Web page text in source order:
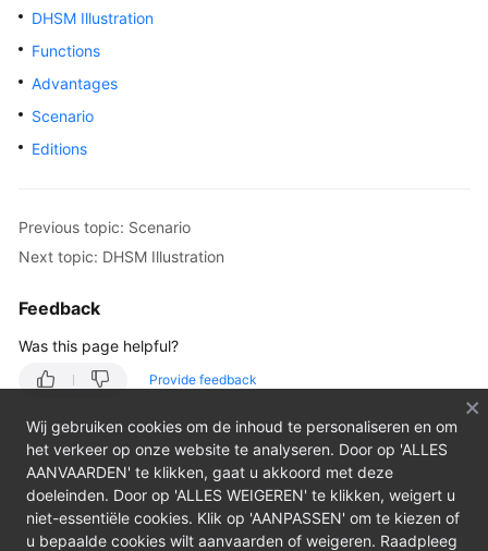
Overview
Billing
Getting
Best
Reference
Reference
FAQs
Videos
DHSM Illustration
Functions
Advantages
Scenario
Editions
Previous topic: Scenario
Next topic: DHSM Illustration
Feedback
Was this page helpful?
Provide feedback
Wij gebruiken cookies om de inhoud te personaliseren en om
het verkeer op onze website te analyseren. Door op 'ALLES
AANVAARDEN' te klikken, gaat u akkoord met deze
doeleinden. Door op 'ALLES WEIGEREN' te klikken, weigert u
niet-essentiële cookies. Klik op 'AANPASSEN' om te kiezen of
u bepaalde cookies wilt aanvaarden of weigeren. Raadpleeg